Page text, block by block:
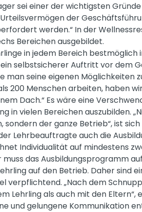
sei einer der wichtigsten
der
werden.“ In der
Bereichen ausgebildet.
in jedem Bereich bestmöglich
selbstsicherer Auftritt vor dem
man seine eigenen Möglichkeiten
200 Menschen arbeiten, haben
Dach.“ Es wäre eine
in vielen Bereichen auszubilden.
der ganze Betrieb“, ist
Lehrbeauftragte auch die
Individualität auf mindestens
das Ausbildungsprogramm
auf den Betrieb. Daher sind
verpflichtend. „Nach dem
Lehrling als auch mit den Eltern“,
und gelungene Kommunikation